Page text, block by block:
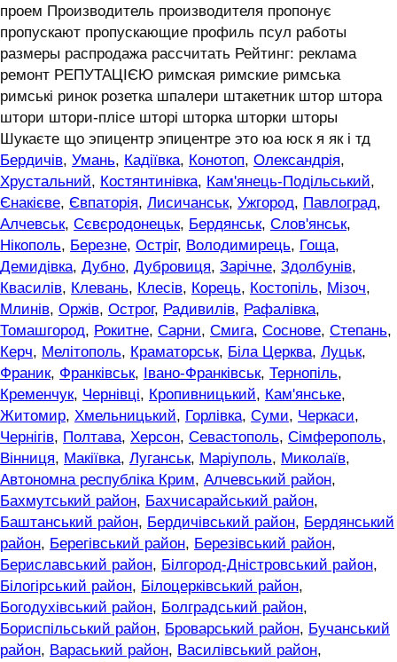
проем Производитель производителя пропонує
пропускают пропускающие профиль псул работы
размеры распродажа рассчитать Рейтинг: реклама
ремонт РЕПУТАЦІЄЮ римская римские римська
римські ринок розетка шпалери штакетник штор штора
штори штори-плісе шторі шторка шторки шторы
Шукаєте що эпицентр эпицентре это юа юск я як і тд
Бердичів, Умань, Кадіївка, Конотоп, Олександрія,
Хрустальний, Костянтинівка, Кам'янець-Подільський,
Єнакієве, Євпаторія, Лисичанськ, Ужгород, Павлоград,
Алчевськ, Сєвєродонецьк, Бердянськ, Слов'янськ,
Нікополь, Березне, Остріг, Володимирець, Гоща,
Демидівка, Дубно, Дубровиця, Зарічне, Здолбунів,
Квасилів, Клевань, Клесів, Корець, Костопіль, Мізоч,
Млинів, Оржів, Острог, Радивилів, Рафалівка,
Томашгород, Рокитне, Сарни, Смига, Соснове, Степань,
Керч, Мелітополь, Краматорськ, Біла Церква, Луцьк,
Франик, Франківськ, Івано-Франківськ, Тернопіль,
Кременчук, Чернівці, Кропивницький, Кам'янське,
Житомир, Хмельницький, Горлівка, Суми, Черкаси,
Чернігів, Полтава, Херсон, Севастополь, Сімферополь,
Вінниця, Макіївка, Луганськ, Маріуполь, Миколаїв,
Автономна республіка Крим, Алчевський район,
Бахмутський район, Бахчисарайський район,
Баштанський район, Бердичівський район, Бердянський
район, Берегівський район, Березівський район,
Бериславський район, Білгород-Дністровський район,
Білогірський район, Білоцерківський район,
Богодухівський район, Болградський район,
Бориспільський район, Броварський район, Бучанський
район, Вараський район, Василівський район,